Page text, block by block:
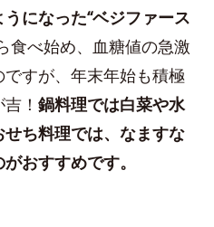
になった“ベジファース
食べ始め、血糖値の急激
すが、年末年始も積極
！ 鍋料理では白菜や水
ち料理では、なますな
おすすめです。